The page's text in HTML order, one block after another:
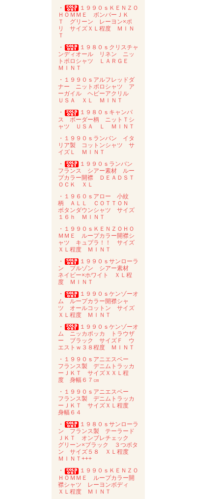
・
１９９０ｓＫＥＮＺＯ
ＨＯＭＭＥ ボンバーＪＫ
Ｔ グリーン レーヨン×ポ
リ サイズＸＬ程度 ＭＩＮ
Ｔ
・
１９８０ｓクリスチャ
ンディオール リネン ニッ
トポロシャツ ＬＡＲＧＥ
ＭＩＮＴ
・１９９０ｓアルフレッドダ
ナー ニットポロシャツ ア
ーガイル ヘビーアクリル
ＵＳＡ ＸＬ ＭＩＮＴ
・
１９８０ｓキャンパ
ス ボーダー柄 ニットＴシ
ャツ ＵＳＡ Ｌ ＭＩＮＴ
・１９９０ｓランバン イタ
リア製 コットンシャツ サ
イズＬ ＭＩＮＴ
・
１９９０ｓランバン
フランス シアー素材 ルー
プカラー開襟 ＤＥＡＤＳＴ
ＯＣＫ ＸＬ
・１９６０ｓアロー 小紋
柄 ＡＬＬ ＣＯＴＴＯＮ
ボタンダウンシャツ サイズ
１６ｈ ＭＩＮＴ
・１９９０ｓＫＥＮＺＯＨＯ
ＭＭＥ ループカラー開襟シ
ャツ キュプラ！！ サイズ
ＸＬ程度 ＭＩＮＴ
・
１９９０ｓサンローラ
ン ブルゾン シアー素材
ネイビー×ホワイト ＸＬ程
度 ＭＩＮＴ
・
１９９０ｓケンゾーオ
ム ループカラー開襟シャ
ツ オールコットン サイズ
ＸＬ程度 ＭＩＮＴ
・
１９９０ｓケンゾーオ
ム ニッカポッカ トラウザ
ー ブラック サイズＦ ウ
エストｗ３８程度 ＭＩＮＴ
・１９９０ｓアニエスベー
フランス製 デニムトラッカ
ーＪＫＴ サイズＸＸＬ程
度 身幅６７㎝
・１９９０ｓアニエスベー
フランス製 デニムトラッカ
ーＪＫＴ サイズＸＬ程度
身幅６４
・
１９８０ｓサンローラ
ン フランス製 テーラード
ＪＫＴ オンブレチェック
グリーン×ブラック ３つボタ
ン サイズ５８ ＸＬ程度
ＭＩＮＴ+++
・
１９９０ｓＫＥＮＺＯ
ＨＯＭＭＥ ループカラー開
襟シャツ レーヨンボディ
ＸＬ程度 ＭＩＮＴ